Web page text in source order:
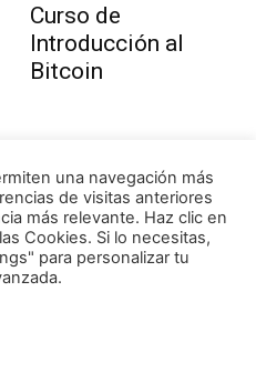
Curso de
Introducción al
Bitcoin
una navegación más
de visitas anteriores
más relevante. Haz clic en
Cookies. Si lo necesitas,
para personalizar tu